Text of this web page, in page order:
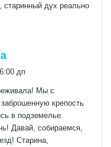
старинный дух реально
дп
Мы с
крепость
в подземелье.
Давай, собираемся,
Старина,